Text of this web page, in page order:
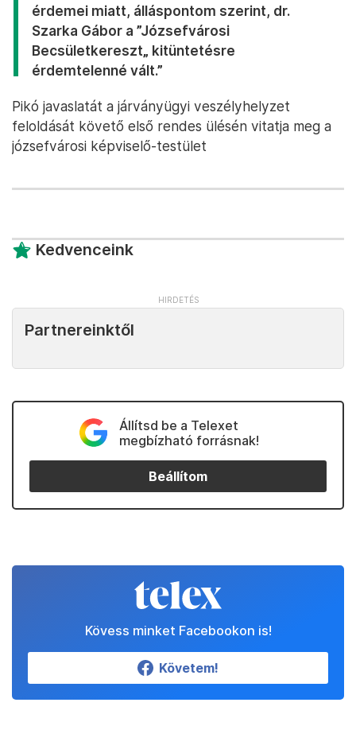
érdemei miatt, álláspontom szerint, dr.
Szarka Gábor a ”Józsefvárosi
Becsületkereszt„ kitüntetésre
érdemtelenné vált.”
Pikó javaslatát a járványügyi veszélyhelyzet
feloldását követő első rendes ülésén vitatja meg a
józsefvárosi képviselő-testület
Kedvenceink
Partnereinktől
Állítsd be a Telexet
megbízható forrásnak!
Beállítom
Kövess minket Facebookon is!
Követem!